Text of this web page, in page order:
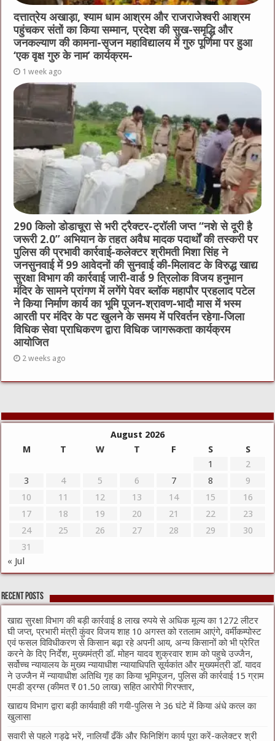
दत्तात्रेय अखाड़ा, श्याम धाम आश्रम और राजराजेश्वरी आश्रम
पहुंचकर संतों का किया सम्मान, प्रदेश की सुख-समृद्धि और
जनकल्याण की कामना-सृजन महाविद्यालय में गुरु पूर्णिमा पर हुआ
‘एक वृक्ष गुरु के नाम’ कार्यक्रम-
1 week ago
290 किलो डोडाचूरा से भरी ट्रैक्टर-ट्रॉली जप्त “नशे से दूरी है
जरूरी 2.0” अभियान के तहत अवैध मादक पदार्थों की तस्करी पर
पुलिस की प्रभावी कार्रवाई-कलेक्टर श्रीमती मिशा सिंह ने
जनसुनवाई में 99 आवेदनों की सुनवाई की-मिलावट के विरुद्ध खाद्य
सुरक्षा विभाग की कार्रवाई जारी-वार्ड 9 त्रिलोक विजय हनुमान
मंदिर के सामने प्रांगण में लगेंगे पेवर ब्लॉक महापौर प्रहलाद पटेल
ने किया निर्माण कार्य का भूमि पूजन-श्रावण-भादौ मास में भस्म
आरती पर मंदिर के पट खुलने के समय में परिवर्तन रहेगा-जिला
विधिक सेवा प्राधिकरण द्वारा विधिक जागरूकता कार्यक्रम
आयोजित
2 weeks ago
August 2026
M
T W T F S
S
1
2
3
4 5 6 7 8
9
10
11 12 13 14 15
16
17
18 19 20 21 22
23
24
25 26 27 28 29
30
31
« Jul
Recent Posts
खाद्य सुरक्षा विभाग की बड़ी कार्रवाई 8 लाख रुपये से अधिक मूल्य का 1272 लीटर
घी जप्त, प्रभारी मंत्री कुंवर विजय शाह 10 अगस्त को रतलाम आएंगे, वर्मीकम्पोस्ट
एवं फसल विविधीकरण से किसान बढ़ा रहे अपनी आय, अन्य किसानों को भी प्रेरित
करने के दिए निर्देश, मुख्यमंत्री डॉ. मोहन यादव शुक्रवार शाम को पहुचे उज्जैन,
सर्वोच्च न्यायालय के मुख्‍य न्‍यायाधीश न्यायाधिपति सूर्यकांत और मुख्यमंत्री डॉ. यादव
ने उज्जैन में न्यायाधीश अतिथि गृह का किया भूमिपूजन, पुलिस की कार्रवाई 15 ग्राम
एमडी ड्रग्स (कीमत ₹ 01.50 लाख) सहित आरोपी गिरफ्तार,
खाद्यय विभाग द्वारा बड़ी कार्यवाही की गयी-पुलिस ने 36 घंटे में किया अंधे कत्ल का
खुलासा
सवारी से पहले गड्ढे भरें, नालियाँ ढँकें और फिनिशिंग कार्य पूरा करें-कलेक्टर श्री